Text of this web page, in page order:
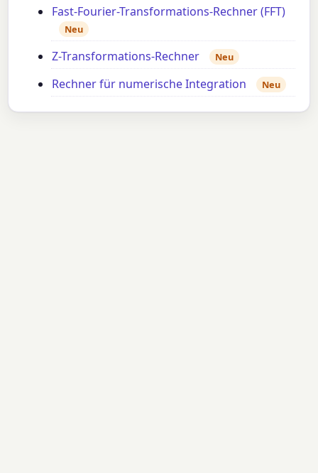
Fast-Fourier-Transformations-Rechner (FFT)
Neu
Z-Transformations-Rechner Neu
Rechner für numerische Integration Neu